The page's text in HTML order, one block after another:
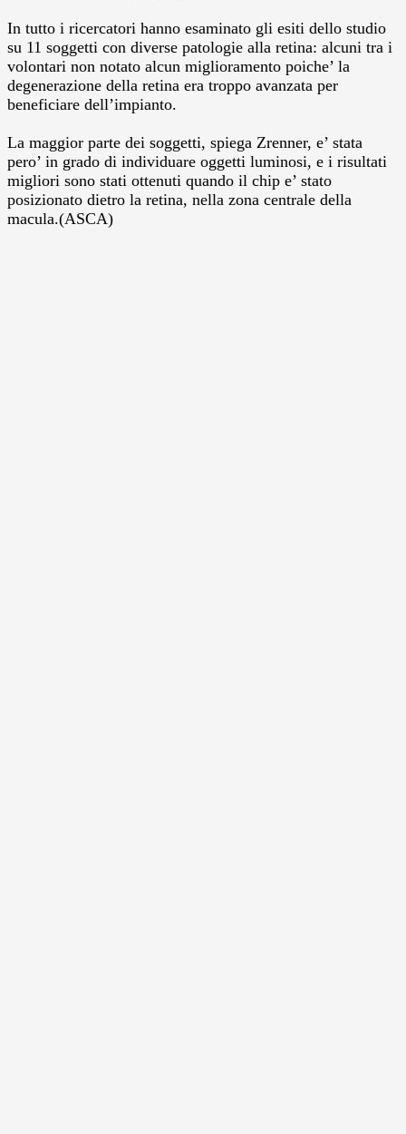
In tutto i ricercatori hanno esaminato gli esiti dello studio
su 11 soggetti con diverse patologie alla retina: alcuni tra i
volontari non notato alcun miglioramento poiche’ la
degenerazione della retina era troppo avanzata per
beneficiare dell’impianto.
La maggior parte dei soggetti, spiega Zrenner, e’ stata
pero’ in grado di individuare oggetti luminosi, e i risultati
migliori sono stati ottenuti quando il chip e’ stato
posizionato dietro la retina, nella zona centrale della
macula.(ASCA)